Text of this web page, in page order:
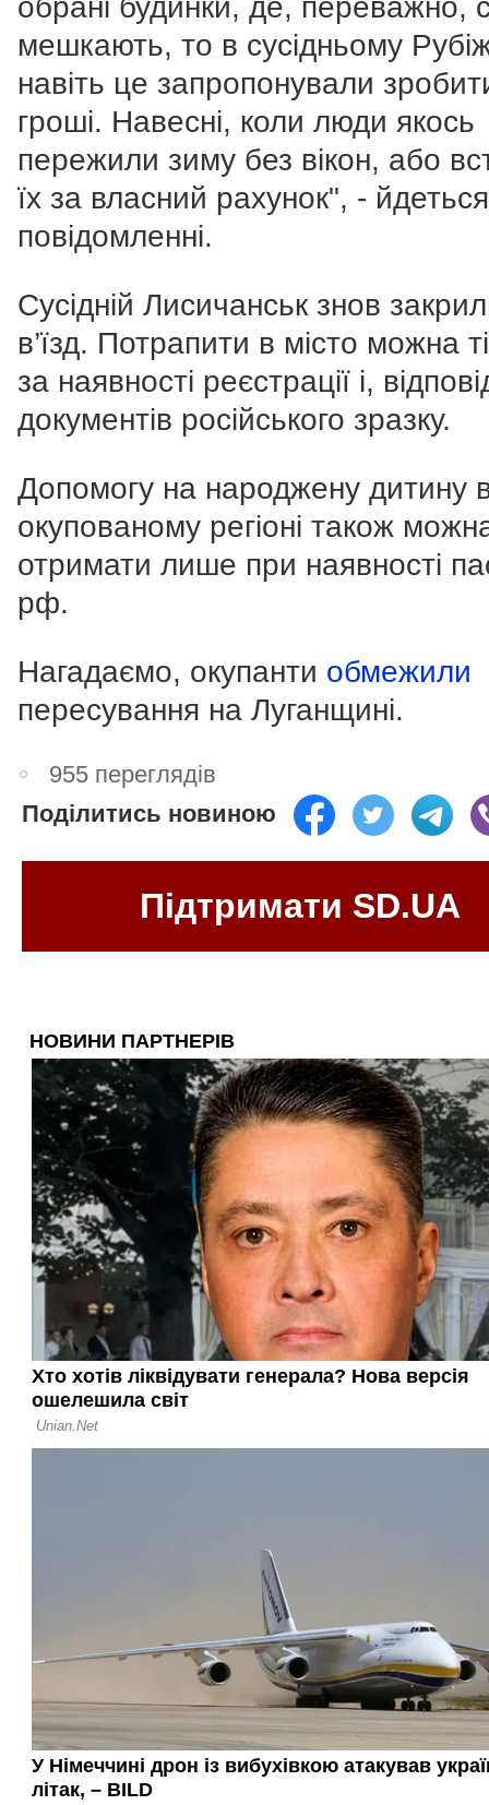
обрані будинки, де, переважно,
мешкають, то в сусідньому
навіть це запропонували
гроші. Навесні, коли люди якось
пережили зиму без вікон, або
їх за власний рахунок", -
повідомленні.
Сусідній Лисичанськ знов
в’їзд. Потрапити в місто можна
за наявності реєстрації і,
документів російського зразку.
Допомогу на народжену дитину
окупованому регіоні також
отримати лише при наявності
рф.
Нагадаємо, окупанти обмежили
пересування на Луганщині.
955 переглядів
Поділитись новиною
Підтримати SD.UA